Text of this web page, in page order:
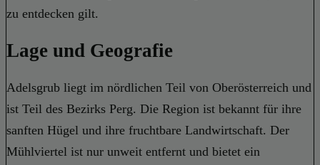
zu entdecken gilt.
Lage und Geografie
Adelsgrub liegt im nördlichen Teil von Oberösterreich und
ist Teil des Bezirks Perg. Die Region ist bekannt für ihre
sanften Hügel und ihre fruchtbare Landwirtschaft. Der
Mühlviertel ist nur unweit entfernt und bietet ein